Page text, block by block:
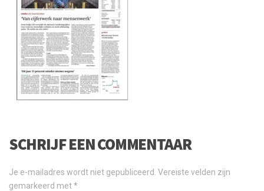
SCHRIJF EEN COMMENTAAR
Je e-mailadres wordt niet gepubliceerd. Vereiste velden zijn
gemarkeerd met*